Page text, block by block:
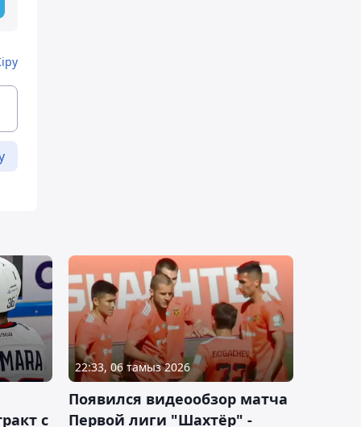
с
22:33, 06 тамыз 2026
Появился видеообзор матча
Первой лиги "Шахтёр" -